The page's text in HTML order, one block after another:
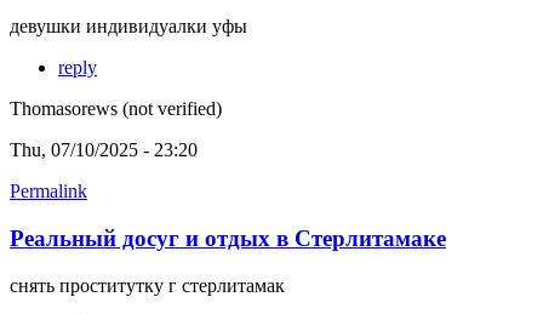
девушки индивидуалки уфы
reply
Thomasorews (not verified)
Thu, 07/10/2025 - 23:20
Permalink
Реальный досуг и отдых в Стерлитамаке
снять проститутку г стерлитамак